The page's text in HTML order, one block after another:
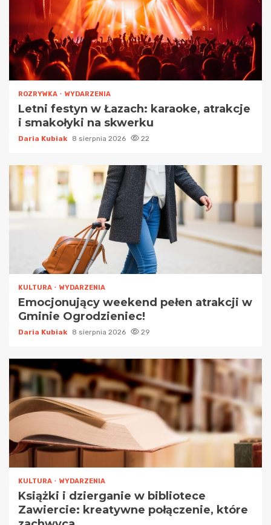
ROZRYWKA WYDARZENIA
Letni festyn w Łazach: karaoke, atrakcje
i smakołyki na skwerku
Daria Kubiak 8 sierpnia 2026 22
KULTURA WYDARZENIA
Emocjonujący weekend pełen atrakcji w
Gminie Ogrodzieniec!
Daria Kubiak 8 sierpnia 2026 29
KULTURA WYDARZENIA
Książki i dzierganie w bibliotece
Zawiercie: kreatywne połączenie, które